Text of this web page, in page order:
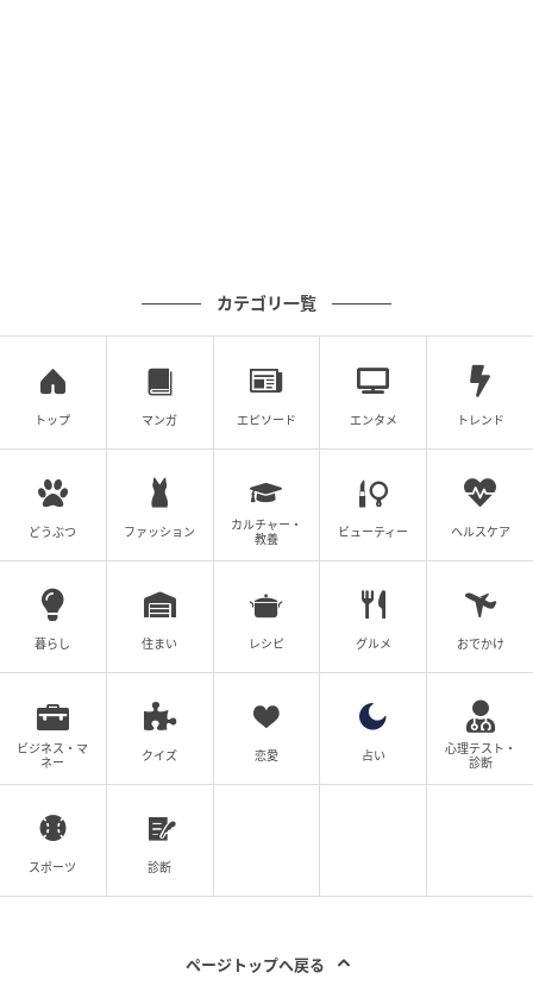
カテゴリ一覧
トップ マンガ エピソード エンタメ トレンド
どうぶつ ファッション
カルチャー・
教養
ビューティー ヘルスケア
暮らし 住まい レシピ グルメ おでかけ
ビジネス・マ
ネー
クイズ 恋愛 占い
心理テスト・
診断
スポーツ 診断
ページトップへ戻る